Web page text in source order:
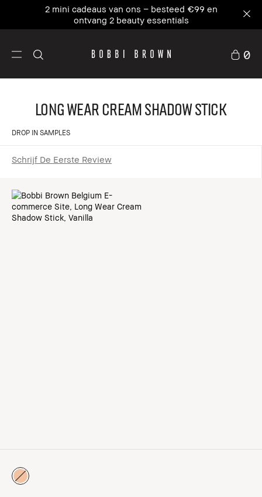
2 mini cadeaus van ons – besteed €99 en
ontvang 2 beauty essentials
0
Long Wear Cream Shadow Stick
DROP IN SAMPLES
Schrijf De Eerste Review